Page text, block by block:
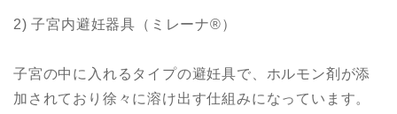
2) 子宮内避妊器具（ミレーナ®️）
子宮の中に入れるタイプの避妊具で、ホルモン剤が添
加されており徐々に溶け出す仕組みになっています。